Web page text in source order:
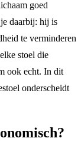
goed
daarbij: hij is
te verminderen
stoel die
ook echt. In dit
onderscheidt